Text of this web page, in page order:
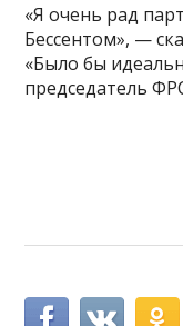
«Я очень рад
Бессентом», —
«Было бы
председатель